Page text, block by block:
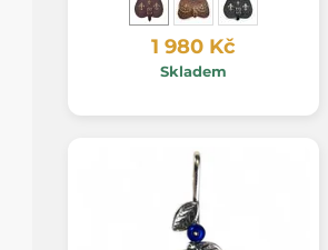
1 980 Kč
Skladem